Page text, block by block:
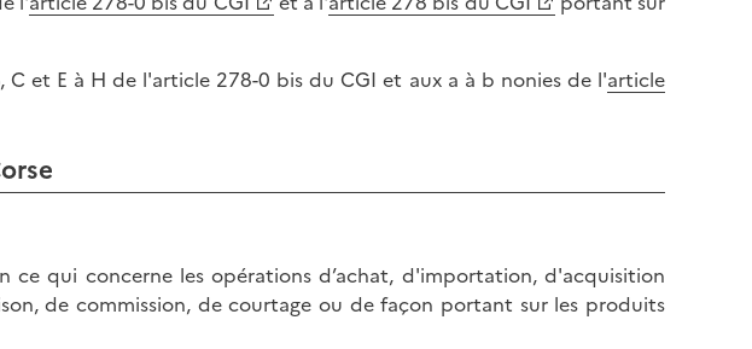
C et E à H de l'article 278-0 bis du CGI et aux a à b nonies de l'article
ce qui concerne les opérations d’achat, d'importation, d'acquisition
de commission, de courtage ou de façon portant sur les produits